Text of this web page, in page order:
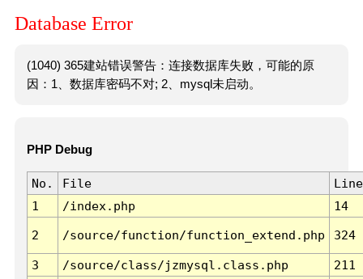
Database Error
(1040) 365建站错误警告：连接数据库失败，可能的原
因：1、数据库密码不对; 2、mysql未启动。
PHP Debug
No. File
Line
1
/index.php 14
2 /source/function/function_extend.php 324
3 /source/class/jzmysql.class.php
211